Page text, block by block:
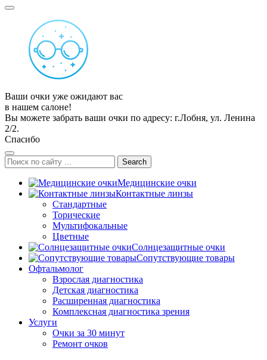
Ваши очки уже ожидают вас
в нашем салоне!
Вы можете забрать ваши очки по адресу: г.Лобня, ул. Ленина
2/2.
Спасибо
Search
Медицинские очки
Контактные линзы
Стандартные
Торические
Мультифокальные
Цветные
Солнцезащитные очки
Сопутствующие товары
Офтальмолог
Взрослая диагностика
Детская диагностика
Расширенная диагностика
Комплексная диагностика зрения
Услуги
Очки за 30 минут
Ремонт очков